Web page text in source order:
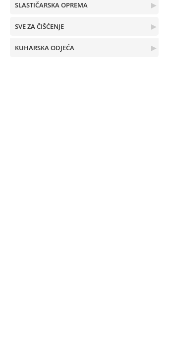
▶
SLASTIČARSKA OPREMA
▶
SVE ZA ČIŠĆENJE
▶
KUHARSKA ODJEĆA